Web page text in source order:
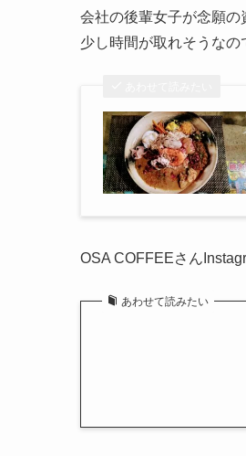
会社の後輩女子が念願の
少し時間が取れそうな
OSA COFFEEさん
あわせて読みたい